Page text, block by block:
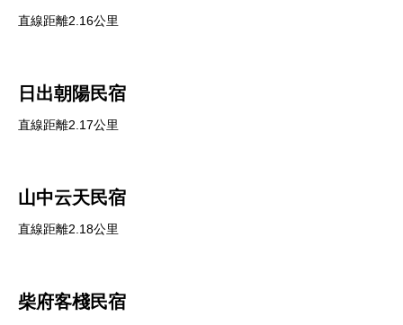
直線距離2.16公里
日出朝陽民宿
直線距離2.17公里
山中云天民宿
直線距離2.18公里
柴府客棧民宿